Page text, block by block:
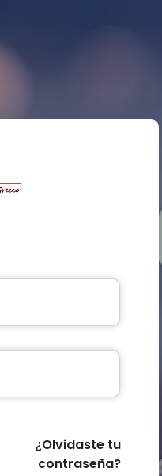
¿Olvidaste tu
contraseña?